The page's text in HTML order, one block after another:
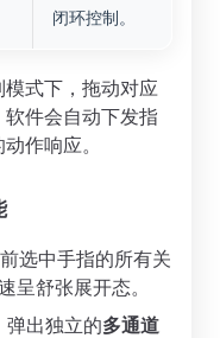
闭环控制。
模式下，拖动对应
件会自动下发指
作响应。
选中手指的所有关
呈舒张展开态。
弹出独立的多通道